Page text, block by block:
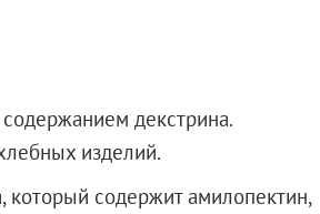
декстрина.
изделий.
который содержит амилопектин,